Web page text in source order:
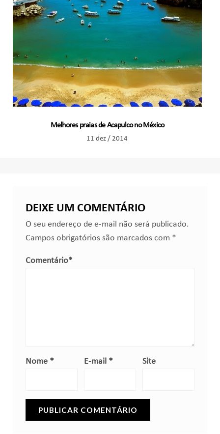
Melhores praias de Acapulco no México
11 dez / 2014
DEIXE UM COMENTÁRIO
O seu endereço de e-mail não será publicado.
Campos obrigatórios são marcados com *
Comentário*
Nome * E-mail * Site